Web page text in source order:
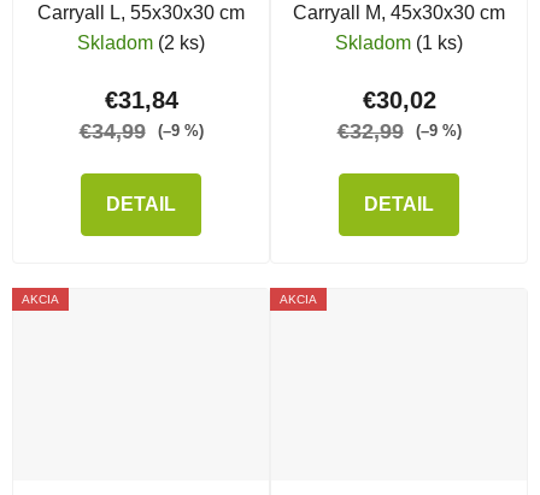
Carryall L, 55x30x30 cm
Skladom (2 ks)
€31,84
€34,99 (–9 %)
DETAIL
Carryall M, 45x30x30 cm
Skladom (1 ks)
€30,02
€32,99 (–9 %)
DETAIL
AKCIA AKCIA